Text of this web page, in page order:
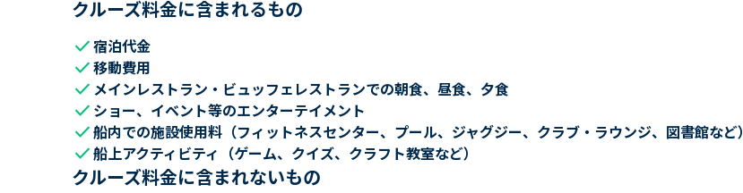
クルーズ料金に含まれるもの
check宿泊代金
check移動費用
check メインレストラン・ビュッフェレストランでの朝食、昼食、夕食
check ショー、イベント等のエンターテイメント
check船内での施設使用料（フィットネスセンター、プール、ジャグジー、クラブ・ラウンジ、図書館など）
check船上アクティビティ（ゲーム、クイズ、クラフト教室など）
クルーズ料金に含まれないもの